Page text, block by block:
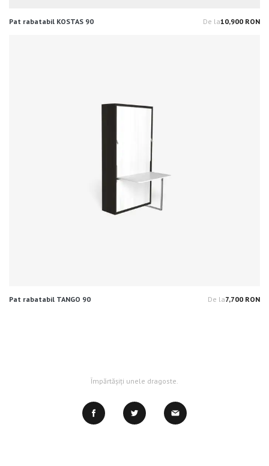
Pat rabatabil KOSTAS 90 De la10,900 RON
Pat rabatabil TANGO 90 De la7,700 RON
Împărtășiți unele dragoste.